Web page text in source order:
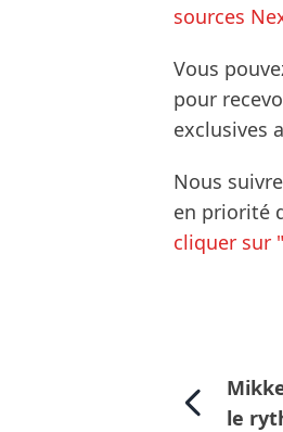
sources
Vous
pour
exclusives
Nous
en priorité
cliquer sur
le